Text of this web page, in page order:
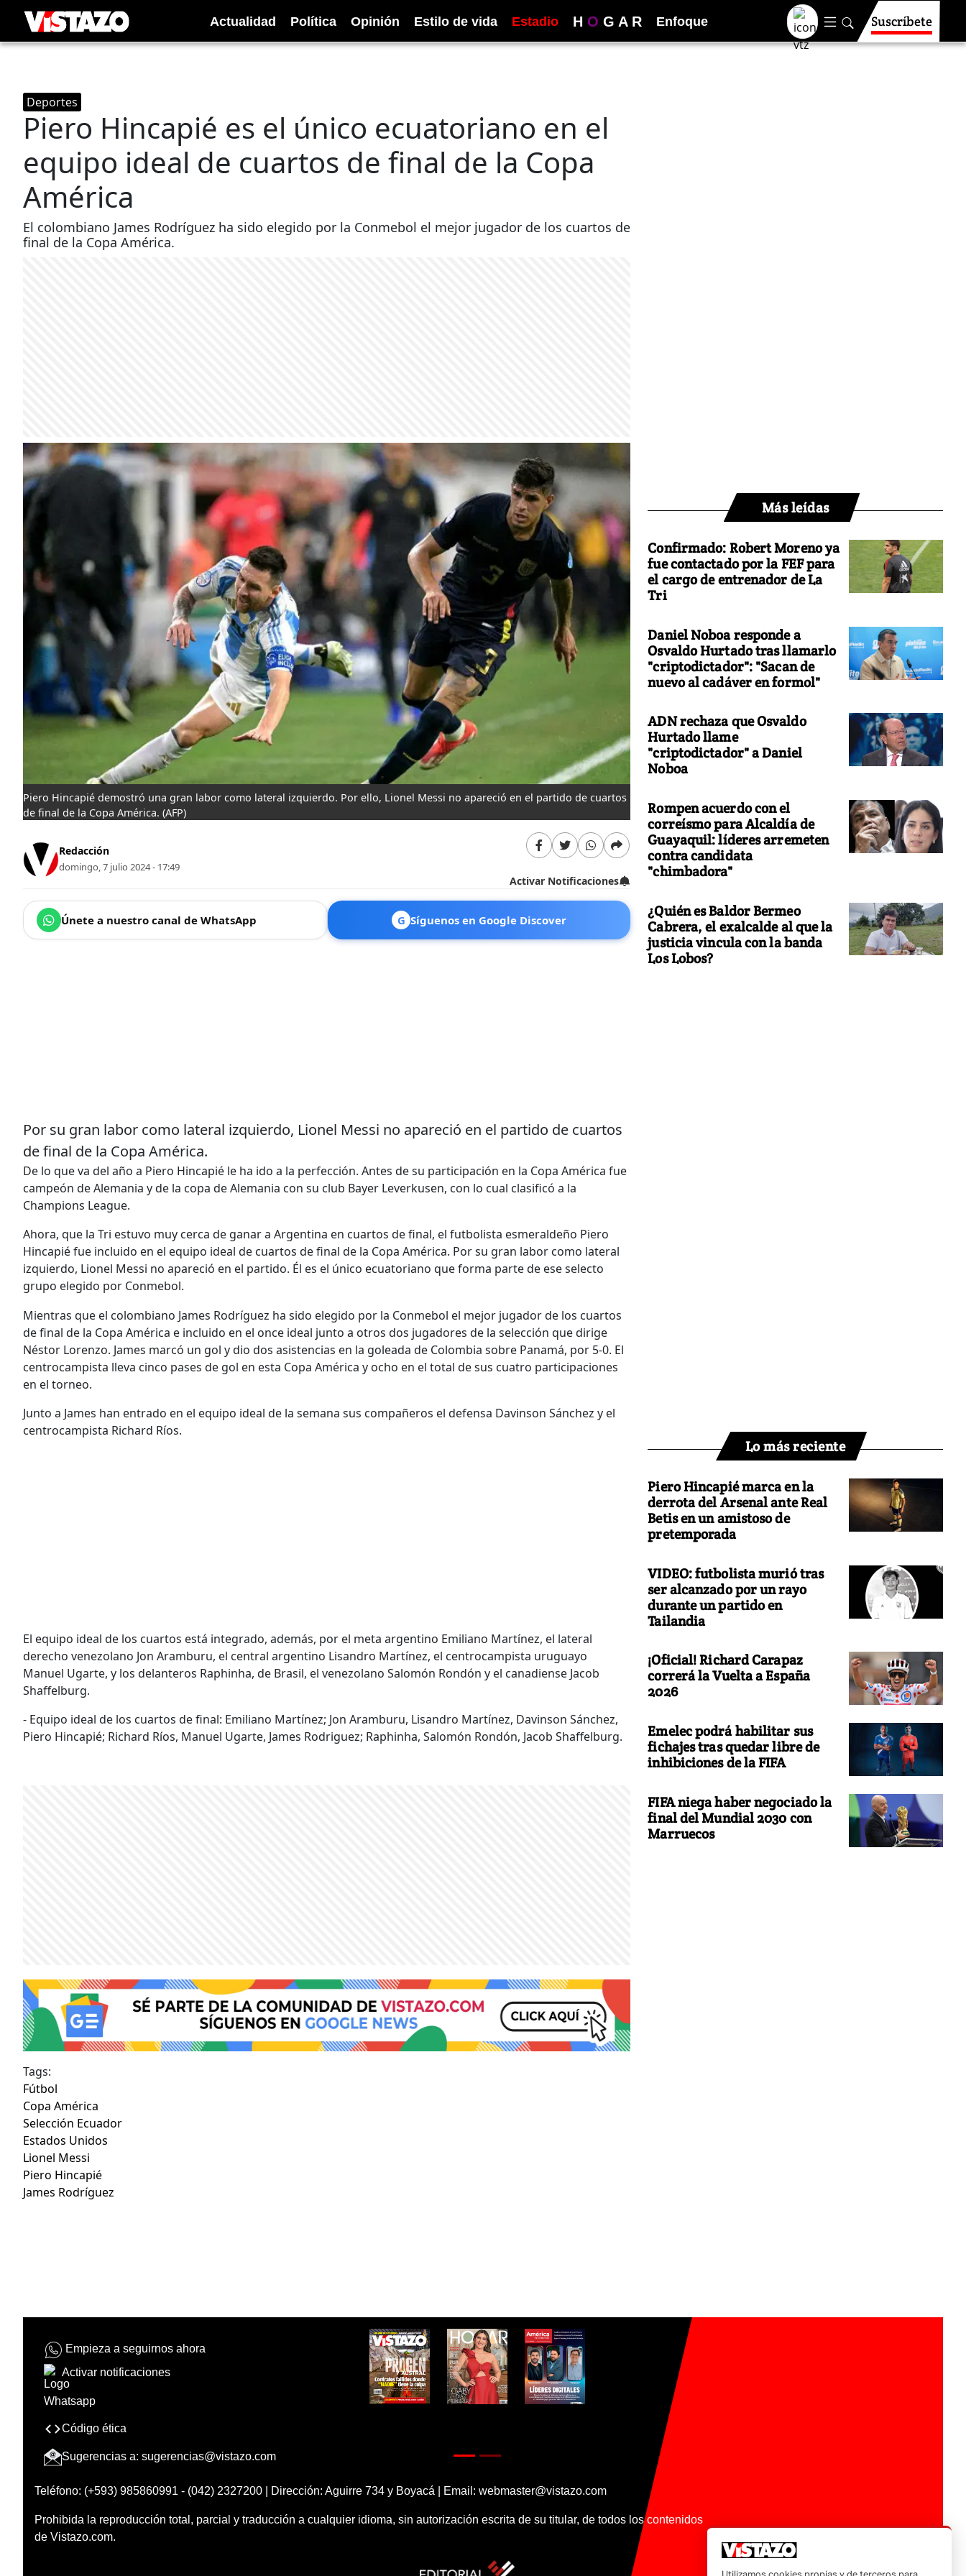
Actualidad Política Opinión Estilo de vida Estadio H O G A R Enfoque Suscríbete
Deportes
Piero Hincapié es el único ecuatoriano en el
equipo ideal de cuartos de final de la Copa
América
El colombiano James Rodríguez ha sido elegido por la Conmebol el mejor jugador de los cuartos de
final de la Copa América.
Piero Hincapié demostró una gran labor como lateral izquierdo. Por ello, Lionel Messi no apareció en el partido de cuartos
de final de la Copa América. (AFP)
Redacción
domingo, 7 julio 2024 - 17:49
Activar Notificaciones
Únete a nuestro canal de WhatsApp G Síguenos en Google Discover
Por su gran labor como lateral izquierdo, Lionel Messi no apareció en el partido de cuartos
de final de la Copa América.
De lo que va del año a Piero Hincapié le ha ido a la perfección. Antes de su participación en la Copa América fue
campeón de Alemania y de la copa de Alemania con su club Bayer Leverkusen, con lo cual clasificó a la
Champions League.
Ahora, que la Tri estuvo muy cerca de ganar a Argentina en cuartos de final, el futbolista esmeraldeño Piero
Hincapié fue incluido en el equipo ideal de cuartos de final de la Copa América. Por su gran labor como lateral
izquierdo, Lionel Messi no apareció en el partido. Él es el único ecuatoriano que forma parte de ese selecto
grupo elegido por Conmebol.
Mientras que el colombiano James Rodríguez ha sido elegido por la Conmebol el mejor jugador de los cuartos
de final de la Copa América e incluido en el once ideal junto a otros dos jugadores de la selección que dirige
Néstor Lorenzo. James marcó un gol y dio dos asistencias en la goleada de Colombia sobre Panamá, por 5-0. El
centrocampista lleva cinco pases de gol en esta Copa América y ocho en el total de sus cuatro participaciones
en el torneo.
Junto a James han entrado en el equipo ideal de la semana sus compañeros el defensa Davinson Sánchez y el
centrocampista Richard Ríos.
El equipo ideal de los cuartos está integrado, además, por el meta argentino Emiliano Martínez, el lateral
derecho venezolano Jon Aramburu, el central argentino Lisandro Martínez, el centrocampista uruguayo
Manuel Ugarte, y los delanteros Raphinha, de Brasil, el venezolano Salomón Rondón y el canadiense Jacob
Shaffelburg.
- Equipo ideal de los cuartos de final: Emiliano Martínez; Jon Aramburu, Lisandro Martínez, Davinson Sánchez,
Piero Hincapié; Richard Ríos, Manuel Ugarte, James Rodriguez; Raphinha, Salomón Rondón, Jacob Shaffelburg.
Tags:
Fútbol
Copa América
Selección Ecuador
Estados Unidos
Lionel Messi
Piero Hincapié
James Rodríguez
Más leídas
Confirmado: Robert Moreno ya
fue contactado por la FEF para
el cargo de entrenador de La
Tri
Daniel Noboa responde a
Osvaldo Hurtado tras llamarlo
"criptodictador": "Sacan de
nuevo al cadáver en formol"
ADN rechaza que Osvaldo
Hurtado llame
"criptodictador" a Daniel
Noboa
Rompen acuerdo con el
correísmo para Alcaldía de
Guayaquil: líderes arremeten
contra candidata
"chimbadora"
¿Quién es Baldor Bermeo
Cabrera, el exalcalde al que la
justicia vincula con la banda
Los Lobos?
Lo más reciente
Piero Hincapié marca en la
derrota del Arsenal ante Real
Betis en un amistoso de
pretemporada
VIDEO: futbolista murió tras
ser alcanzado por un rayo
durante un partido en
Tailandia
¡Oficial! Richard Carapaz
correrá la Vuelta a España
2026
Emelec podrá habilitar sus
fichajes tras quedar libre de
inhibiciones de la FIFA
FIFA niega haber negociado la
final del Mundial 2030 con
Marruecos
Empieza a seguirnos ahora
Activar notificaciones
Código ética
Sugerencias a: sugerencias@vistazo.com
Teléfono: (+593) 985860991 - (042) 2327200 | Dirección: Aguirre 734 y Boyacá | Email: webmaster@vistazo.com
Prohibida la reproducción total, parcial y traducción a cualquier idioma, sin autorización escrita de su titular, de todos los contenidos
de Vistazo.com.